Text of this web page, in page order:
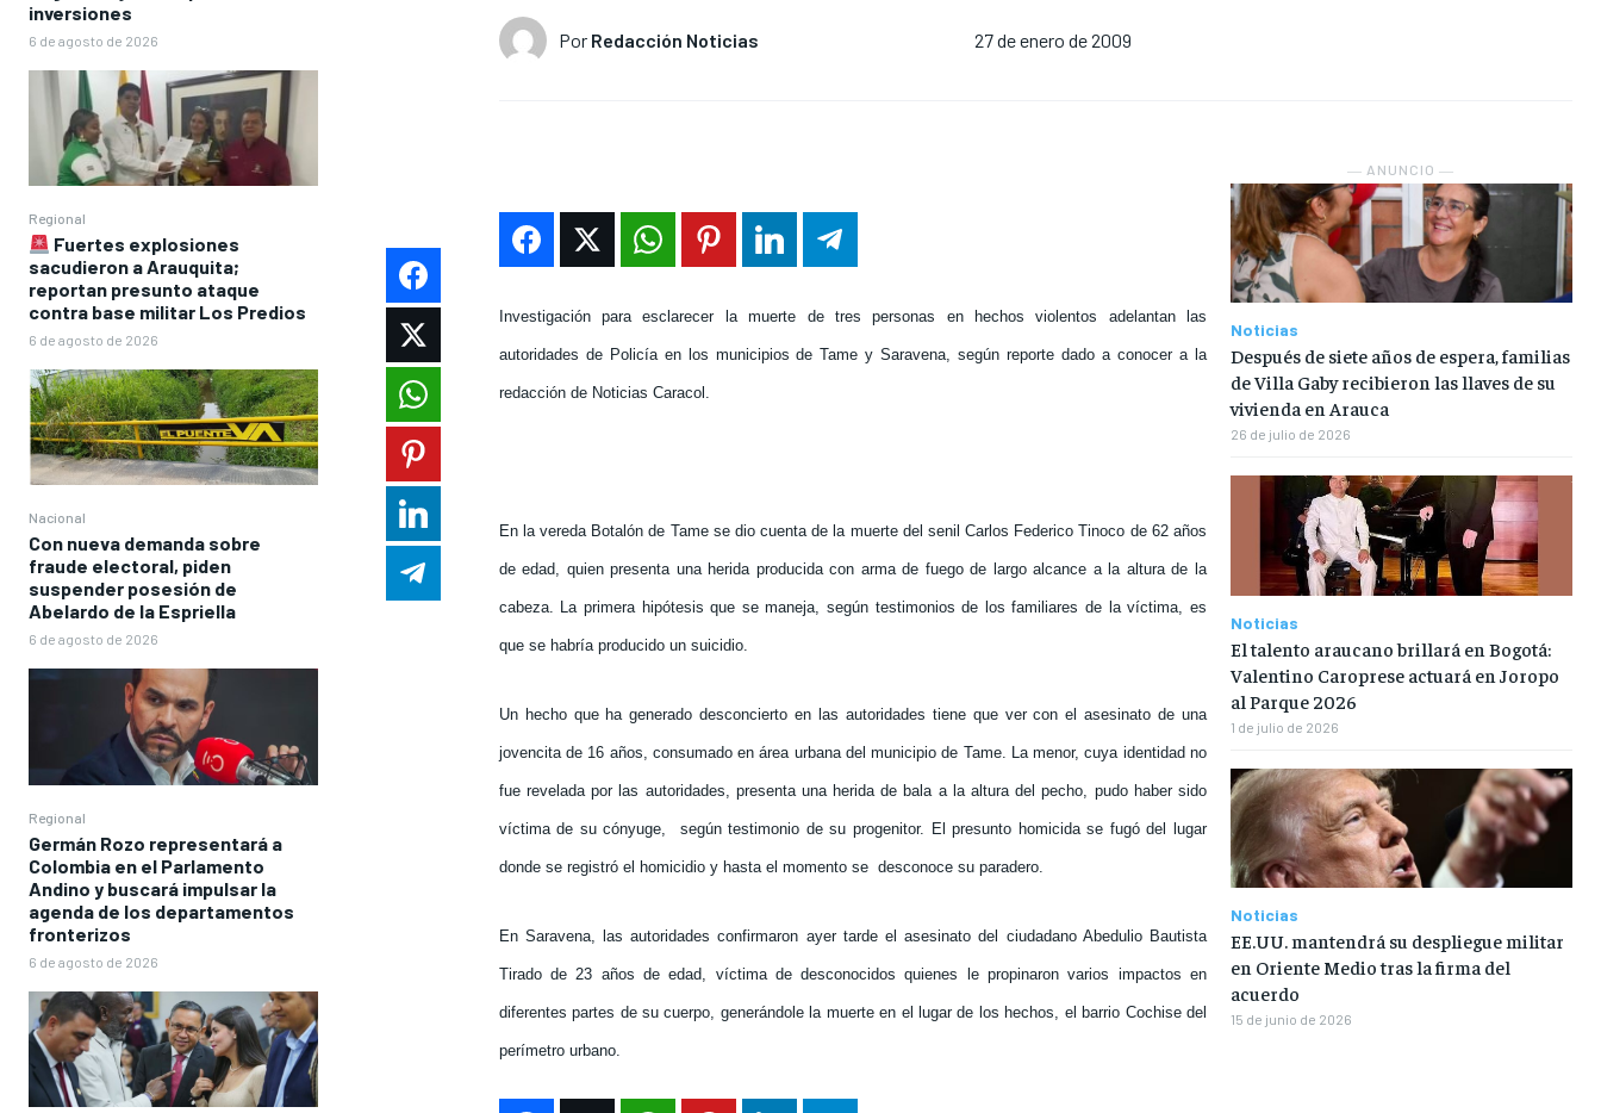
PUATE CON NOSOTROS
PUATE CON NOSOTROS
PUATE CON NOSOTROS
PUATE CON NOSOTROS
inversiones
6 de agosto de 2026
Regional
Fuertes explosiones
sacudieron a Arauquita;
reportan presunto ataque
contra base militar Los Predios
6 de agosto de 2026
Nacional
Con nueva demanda sobre
fraude electoral, piden
suspender posesión de
Abelardo de la Espriella
6 de agosto de 2026
Regional
Germán Rozo representará a
Colombia en el Parlamento
Andino y buscará impulsar la
agenda de los departamentos
fronterizos
6 de agosto de 2026
Por Redacción Noticias 27 de enero de 2009
Investigación para esclarecer la muerte de tres personas en hechos violentos adelantan las
autoridades de Policía en los municipios de Tame y Saravena, según reporte dado a conocer a la
redacción de Noticias Caracol.
En la vereda Botalón de Tame se dio cuenta de la muerte del senil Carlos Federico Tinoco de 62 años
de edad, quien presenta una herida producida con arma de fuego de largo alcance a la altura de la
cabeza. La primera hipótesis que se maneja, según testimonios de los familiares de la víctima, es
que se habría producido un suicidio.
Un hecho que ha generado desconcierto en las autoridades tiene que ver con el asesinato de una
jovencita de 16 años, consumado en área urbana del municipio de Tame. La menor, cuya identidad no
fue revelada por las autoridades, presenta una herida de bala a la altura del pecho, pudo haber sido
víctima de su cónyuge, según testimonio de su progenitor. El presunto homicida se fugó del lugar
donde se registró el homicidio y hasta el momento se desconoce su paradero.
En Saravena, las autoridades confirmaron ayer tarde el asesinato del ciudadano Abedulio Bautista
Tirado de 23 años de edad, víctima de desconocidos quienes le propinaron varios impactos en
diferentes partes de su cuerpo, generándole la muerte en el lugar de los hechos, el barrio Cochise del
perímetro urbano.
― ANUNCIO ―
Noticias
Después de siete años de espera, familias
de Villa Gaby recibieron las llaves de su
vivienda en Arauca
26 de julio de 2026
Noticias
El talento araucano brillará en Bogotá:
Valentino Caroprese actuará en Joropo
al Parque 2026
1 de julio de 2026
Noticias
EE.UU. mantendrá su despliegue militar
en Oriente Medio tras la firma del
acuerdo
15 de junio de 2026